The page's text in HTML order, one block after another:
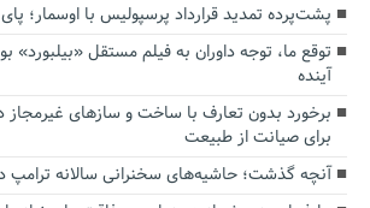
پشت‌پرده تمدید قرارداد پرسپولیس با اوسمار؛
توقع ما، توجه داوران به فیلم مستقل «بیلبورد»
آینده
برخورد بدون تعارف با ساخت‌ و سازهای غیرمجاز
برای صیانت از طبیعت
آنچه گذشت؛ حاشیه‌های سخنرانی سالانه ترامپ